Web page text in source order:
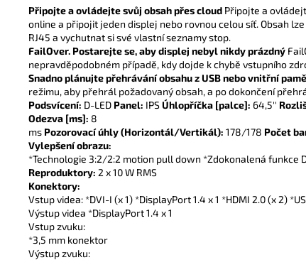
Připojte a ovládejte svůj obsah přes cloud Připojte a
online a připojit jeden displej nebo rovnou celou síť. Obsah
RJ45 a vychutnat si své vlastní seznamy stop.
FailOver. Postarejte se, aby displej nebyl nikdy prázdný
nepravděpodobném případě, kdy dojde k chybě vstupního
Snadno plánujte přehrávání obsahu z USB nebo vnitřní
režimu, aby přehrál požadovaný obsah, a po dokončení
Podsvícení: D-LED Panel: IPSÚhlopříčka [palce]: 64,5''
Odezva [ms]: 8
ms Pozorovací úhly (Horizontál/Vertikál): 178/178 Počet
Vylepšení obrazu:
*Technologie 3:2/2:2 motion pull down *Zdokonalená
Reproduktory: 2 x 10 W RMS
Konektory:
Vstup videa: *DVI-I (x 1) *DisplayPort 1.4 x 1 *HDMI 2.0 (x 2)
Výstup videa *DisplayPort 1.4 x 1
Vstup zvuku:
*3,5 mm konektor
Výstup zvuku: